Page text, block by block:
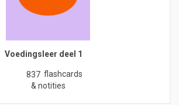
Voedingsleer deel 1
837 flashcards
& notities